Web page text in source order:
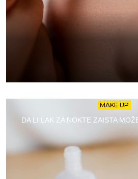
MAKE UP
DA LI LAK ZA NOKTE ZAISTA